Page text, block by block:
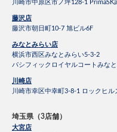
川崎市中原区市ノ坪128-1 PrimaSK
藤沢店
藤沢市朝日町10-7 旭ビル6F
みなとみらい店
横浜市西区みなとみらい5-3-2
パシフィックロイヤルコートみな
川崎店
川崎市幸区中幸町3-8-1 ロックヒル
埼玉県（3店舗）
大宮店